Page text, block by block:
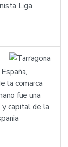
Liga
la comarca
fue una
y capital de la